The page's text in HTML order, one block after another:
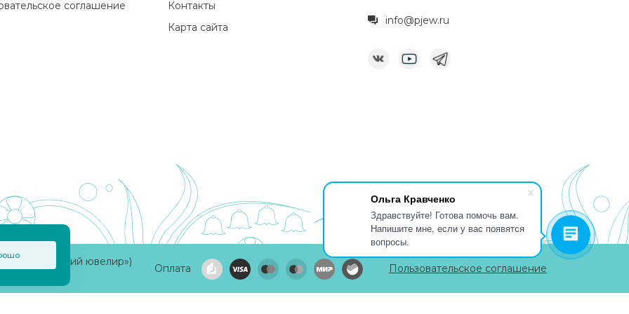
Ольга Кравченко
Здравствуйте! Готова помочь вам.
Напишите мне, если у вас появятся
вопросы.
соглашение
Контакты
Карта сайта
info@pjew.ru
ювелир»)
Оплата Пользовательское соглашение